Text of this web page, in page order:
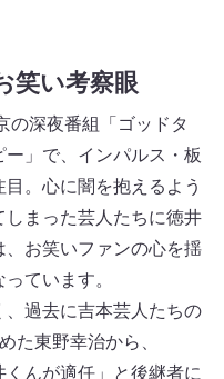
笑い考察眼
の深夜番組「ゴッドタ
」で、インパルス・板
。心に闇を抱えるよう
まった芸人たちに徳井
お笑いファンの心を揺
ています。
過去に吉本芸人たちの
た東野幸治から、
くんが適任」と後継者に